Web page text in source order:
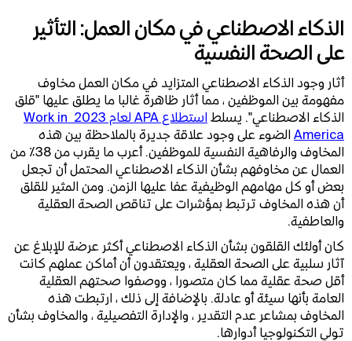
الذكاء الاصطناعي في مكان العمل: التأثير
على الصحة النفسية
أثار وجود الذكاء الاصطناعي المتزايد في مكان العمل مخاوف
مفهومة بين الموظفين ، مما أثار ظاهرة غالبا ما يطلق عليها "قلق
الذكاء الاصطناعي". يسلط
استطلاع APA لعام 2023 Work in
Americaالضوء على وجود علاقة جديرة بالملاحظة بين هذه
المخاوف والرفاهية النفسية للموظفين. أعرب ما يقرب من 38٪ من
العمال عن مخاوفهم بشأن الذكاء الاصطناعي المحتمل أن تجعل
بعض أو كل مهامهم الوظيفية عفا عليها الزمن. ومن المثير للقلق
أن هذه المخاوف ترتبط بمؤشرات على تناقص الصحة العقلية
والعاطفية.
كان أولئك القلقون بشأن الذكاء الاصطناعي أكثر عرضة للإبلاغ عن
آثار سلبية على الصحة العقلية ، ويعتقدون أن أماكن عملهم كانت
أقل صحة عقلية مما كان متصورا ، ووصفوا صحتهم العقلية
العامة بأنها سيئة أو عادلة. بالإضافة إلى ذلك ، ارتبطت هذه
المخاوف بمشاعر عدم التقدير ، والإدارة التفصيلية ، والمخاوف بشأن
تولي التكنولوجيا أدوارها.